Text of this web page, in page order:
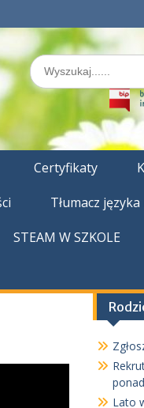
Search
for:
Certyfikaty
Tłumacz
STEAM W SZKOLE
Lato